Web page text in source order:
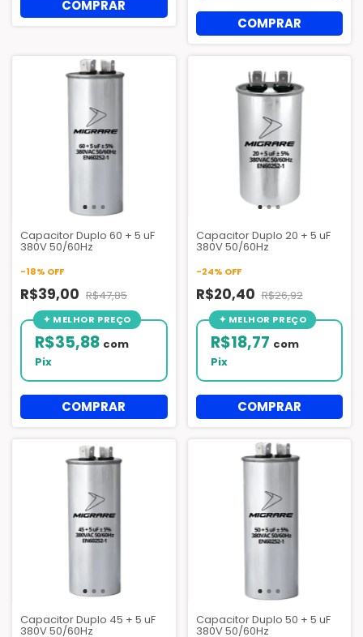
Capacitor Duplo 60 + 5 uF
380V 50/60Hz
-18% OFF
R$39,00 R$47,85
R$35,88 com
Pix
Capacitor Duplo 20 + 5 uF
380V 50/60Hz
-24% OFF
R$20,40 R$26,92
R$18,77 com
Pix
Capacitor Duplo 45 + 5 uF
380V 50/60Hz
Capacitor Duplo 50 + 5 uF
380V 50/60Hz